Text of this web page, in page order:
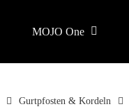
MOJO One
Gurtpfosten & Kordeln